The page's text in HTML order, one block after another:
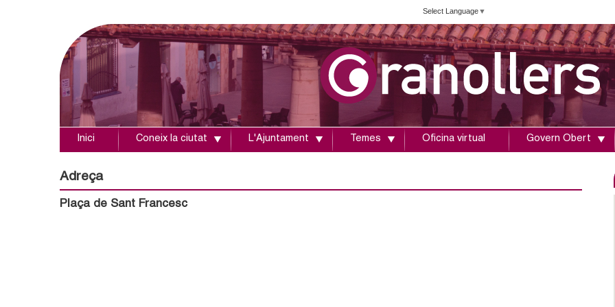
Vés
al
contingut
Select Language▼
j
u
Inici Coneix la ciutat L'Ajuntament Temes Oficina virtual Govern Obert
Adreça
Plaça de Sant Francesc